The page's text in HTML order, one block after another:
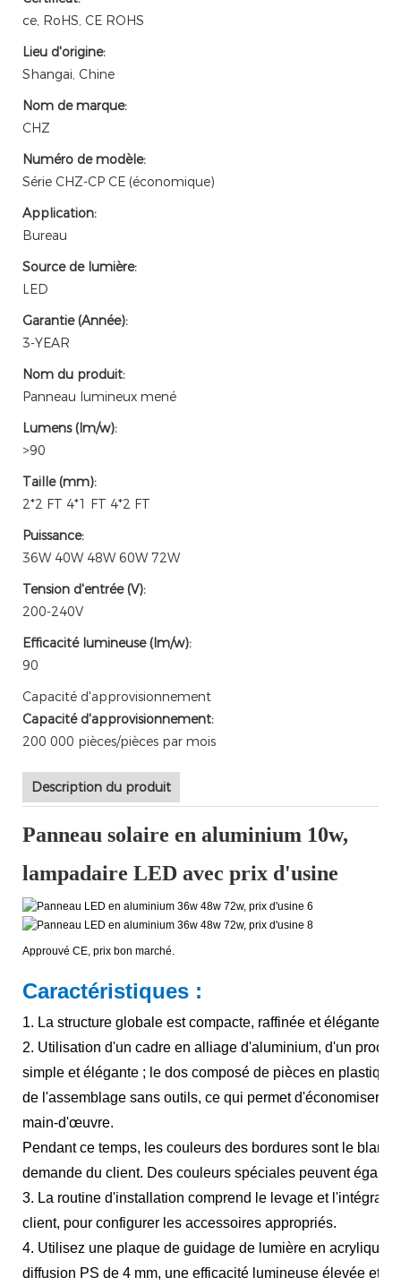
ce, RoHS, CE ROHS
Lieu d'origine:
Shangai, Chine
Nom de marque:
CHZ
Numéro de modèle:
Série CHZ-CP CE (économique)
Application:
Bureau
Source de lumière:
LED
Garantie (Année):
3-YEAR
Nom du produit:
Panneau lumineux mené
Lumens (lm/w):
>90
Taille (mm):
2*2 FT 4*1 FT 4*2 FT
Puissance:
36W 40W 48W 60W 72W
Tension d'entrée (V):
200-240V
Efficacité lumineuse (lm/w):
90
Capacité d'approvisionnement
Capacité d'approvisionnement:
200 000 pièces/pièces par mois
Description du produit
Panneau solaire en aluminium 10w,
lampadaire LED avec prix d'usine
Approuvé CE, prix bon marché.
Caractéristiques :
1. La structure globale est compacte, raffinée et élégante,
2. Utilisation d'un cadre en alliage d'aluminium, d'un
simple et élégante ; le dos composé de pièces en
de l'assemblage sans outils, ce qui permet d'économiser
main-d'œuvre.
Pendant ce temps, les couleurs des bordures sont le
demande du client. Des couleurs spéciales peuvent
3. La routine d'installation comprend le levage et
client, pour configurer les accessoires appropriés.
4. Utilisez une plaque de guidage de lumière en acrylique
diffusion PS de 4 mm, une efficacité lumineuse élevée et